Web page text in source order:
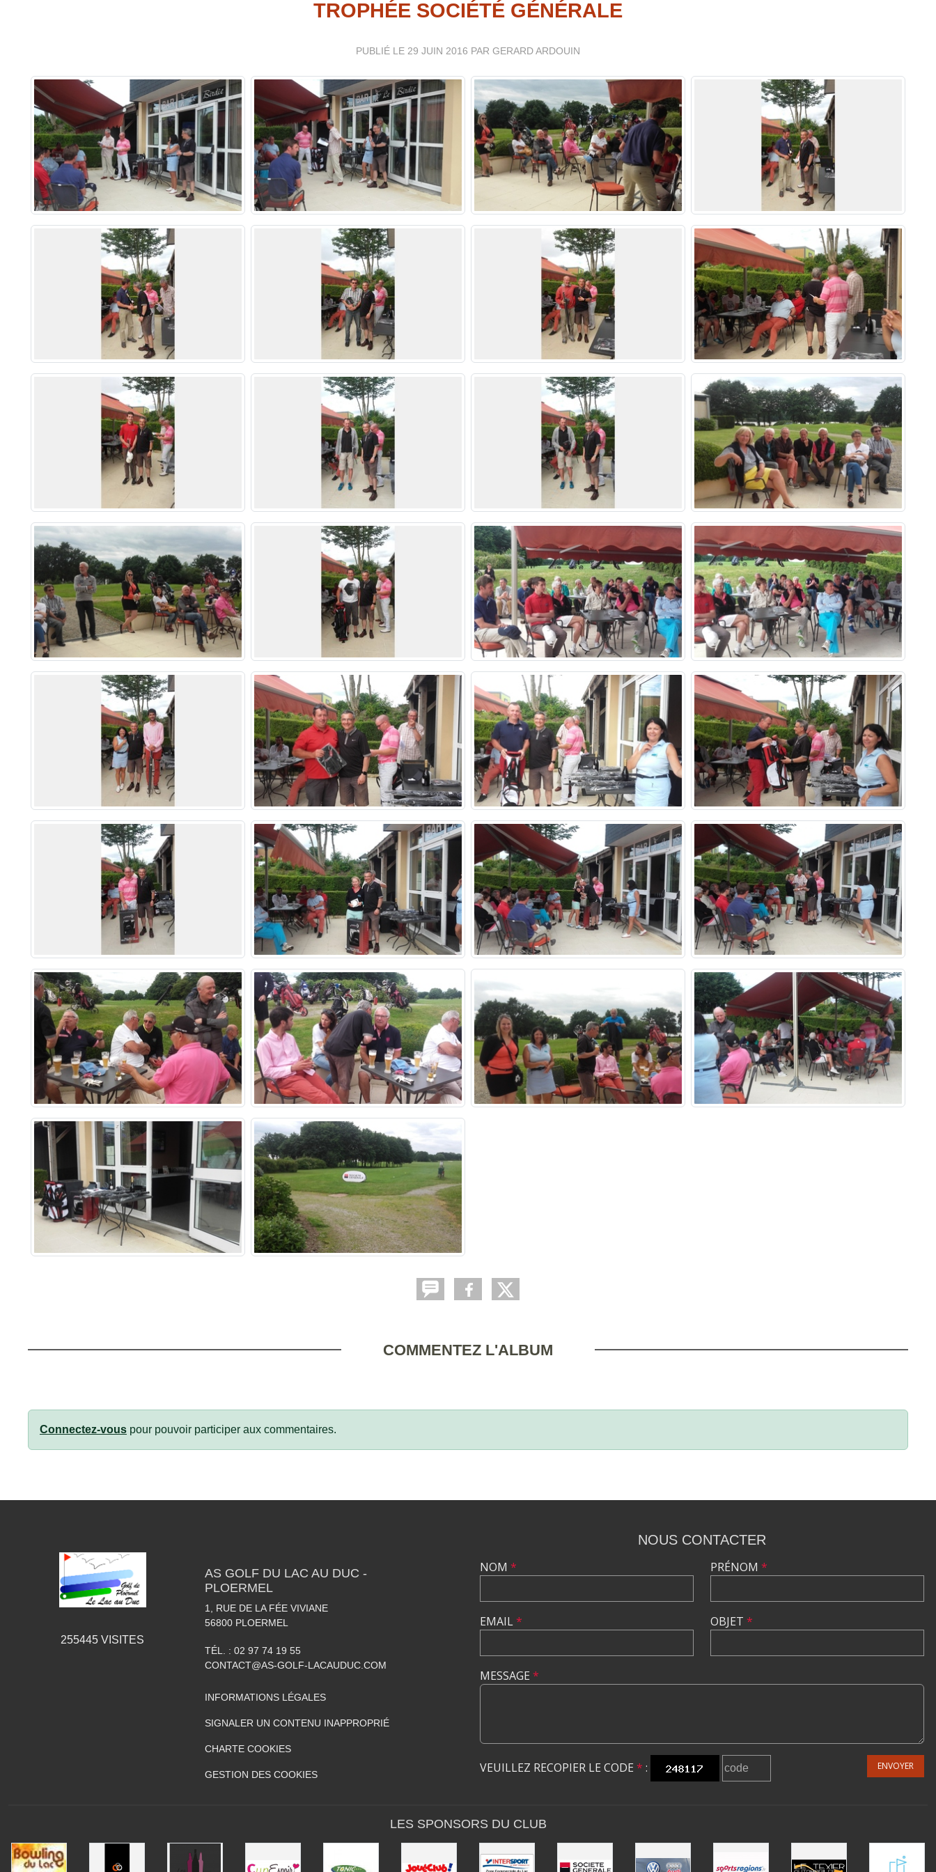
TROPHÉE SOCIÉTÉ GÉNÉRALE
PUBLIÉ LE 29 JUIN 2016 PAR GERARD ARDOUIN
COMMENTEZ L'ALBUM
Connectez-vous pour pouvoir participer aux commentaires.
255445 VISITES
AS GOLF DU LAC AU DUC -
PLOERMEL
1, RUE DE LA FÉE VIVIANE
56800 PLOERMEL
TÉL. : 02 97 74 19 55
CONTACT@AS-GOLF-LACAUDUC.COM
INFORMATIONS LÉGALES
SIGNALER UN CONTENU INAPPROPRIÉ
CHARTE COOKIES
GESTION DES COOKIES
NOUS CONTACTER
NOM *
EMAIL*
PRÉNOM *
OBJET *
MESSAGE *
VEUILLEZ RECOPIER LE CODE * : ENVOYER
LES SPONSORS DU CLUB